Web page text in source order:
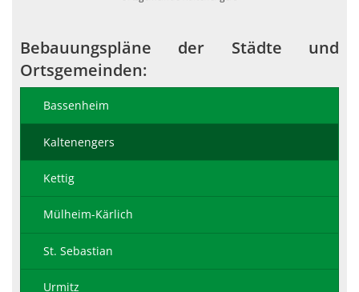
Bebauungspläne der Städte und
Ortsgemeinden:
Bassenheim
Kaltenengers
Kettig
Mülheim-Kärlich
St. Sebastian
Urmitz